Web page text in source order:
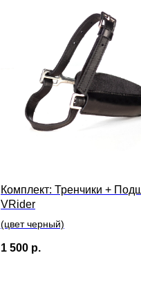
Комплект: Тренчики +
VRider
(цвет черный)
1 500 р.